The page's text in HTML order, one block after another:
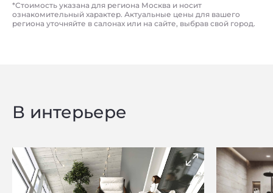
*Стоимость указана для региона Москва и носит
ознакомительный характер. Актуальные цены для вашего
региона уточняйте в салонах или на сайте, выбрав свой город.
В интерьере